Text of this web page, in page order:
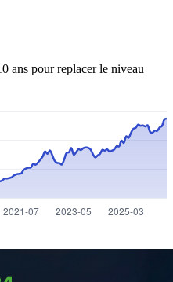
ans pour replacer le niveau